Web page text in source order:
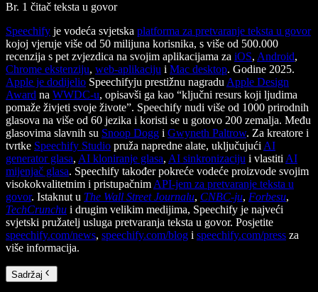
Br. 1 čitač teksta u govor
Speechify je vodeća svjetska platforma za pretvaranje teksta u govor
kojoj vjeruje više od 50 milijuna korisnika, s više od 500.000
recenzija s pet zvjezdica na svojim aplikacijama za iOS, Android,
Chrome ekstenziju, web-aplikaciju i Mac desktop. Godine 2025.
Apple je dodijelio Speechifyju prestižnu nagradu Apple Design
Award na WWDC-u, opisavši ga kao “ključni resurs koji ljudima
pomaže živjeti svoje živote”. Speechify nudi više od 1000 prirodnih
glasova na više od 60 jezika i koristi se u gotovo 200 zemalja. Među
glasovima slavnih su Snoop Dogg i Gwyneth Paltrow. Za kreatore i
tvrtke Speechify Studio pruža napredne alate, uključujući AI
generator glasa, AI kloniranje glasa, AI sinkronizaciju i vlastiti AI
mijenjač glasa. Speechify također pokreće vodeće proizvode svojim
visokokvalitetnim i pristupačnim API-jem za pretvaranje teksta u
govor. Istaknut u The Wall Street Journalu, CNBC-ju, Forbesu,
TechCrunchu i drugim velikim medijima, Speechify je najveći
svjetski pružatelj usluga pretvaranja teksta u govor. Posjetite
speechify.com/news, speechify.com/blog i speechify.com/press za
više informacija.
Sadržaj